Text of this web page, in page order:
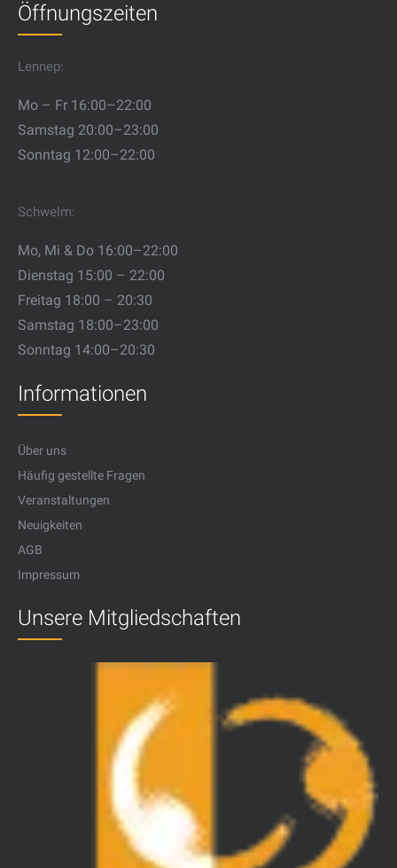
Öffnungszeiten
Lennep:
Mo – Fr 16:00–22:00
Samstag 20:00–23:00
Sonntag 12:00–22:00
Schwelm:
Mo, Mi & Do 16:00–22:00
Dienstag 15:00 – 22:00
Freitag 18:00 – 20:30
Samstag 18:00–23:00
Sonntag 14:00–20:30
Informationen
Über uns
Häufig gestellte Fragen
Veranstaltungen
Neuigkeiten
AGB
Impressum
Unsere Mitgliedschaften